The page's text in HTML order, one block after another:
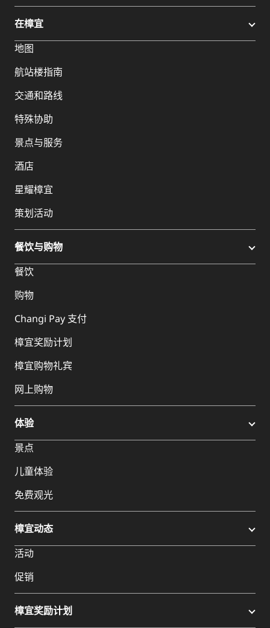
在樟宜
地图
航站楼指南
交通和路线
特殊协助
景点与服务
酒店
星耀樟宜
策划活动
餐饮与购物
餐饮
购物
Changi Pay 支付
樟宜奖励计划
樟宜购物礼宾
网上购物
体验
景点
儿童体验
免费观光
樟宜动态
活动
促销
樟宜奖励计划